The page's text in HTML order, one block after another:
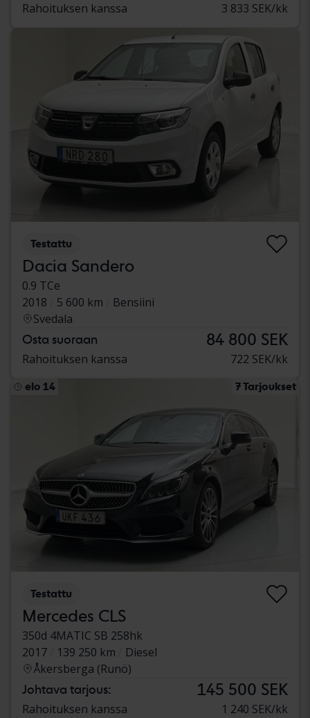
Rahoituksen kanssa 3 833 SEK/kk
Testattu
Dacia Sandero
0.9 TCe
2018
5 600 km
Bensiini
Svedala
Osta suoraan 84 800 SEK
Rahoituksen kanssa 722 SEK/kk
elo 14 7 Tarjoukset
Testattu
Mercedes CLS
350d 4MATIC SB 258hk
2017
139 250 km
Diesel
Åkersberga (Runö)
Johtava tarjous: 145 500 SEK
Rahoituksen kanssa 1 240 SEK/kk